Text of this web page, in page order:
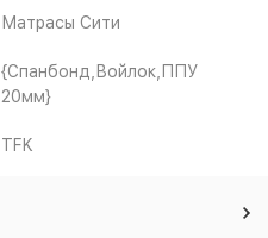
Матрасы Сити
{Спанбонд,Войлок,ППУ
20мм}
TFK